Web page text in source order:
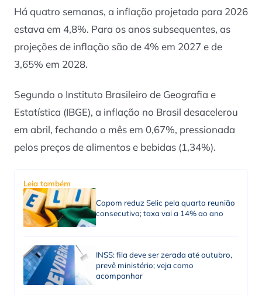
Há quatro semanas, a inflação projetada para 2026
estava em 4,8%. Para os anos subsequentes, as
projeções de inflação são de 4% em 2027 e de
3,65% em 2028.
Segundo o Instituto Brasileiro de Geografia e
Estatística (IBGE), a inflação no Brasil desacelerou
em abril, fechando o mês em 0,67%, pressionada
pelos preços de alimentos e bebidas (1,34%).
Leia também
Copom reduz Selic pela quarta reunião
consecutiva; taxa vai a 14% ao ano
INSS: fila deve ser zerada até outubro,
prevê ministério; veja como
acompanhar